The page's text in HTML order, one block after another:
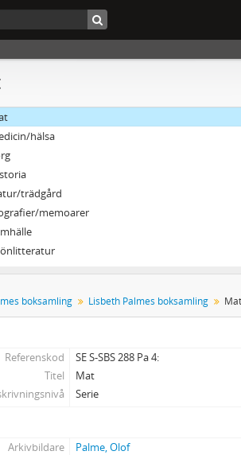
Palmes boksamling
filosofi
hälsa
trädgård
memoarer
boksamling Lisbeth Palmes boksamling Mat
Referenskod
SE S-SBS 288 Pa 4:
Titel
Mat
Serie
Arkivbildare
Palme, Olof